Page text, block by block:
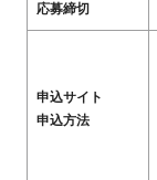
応募締切
申込サイト
申込方法